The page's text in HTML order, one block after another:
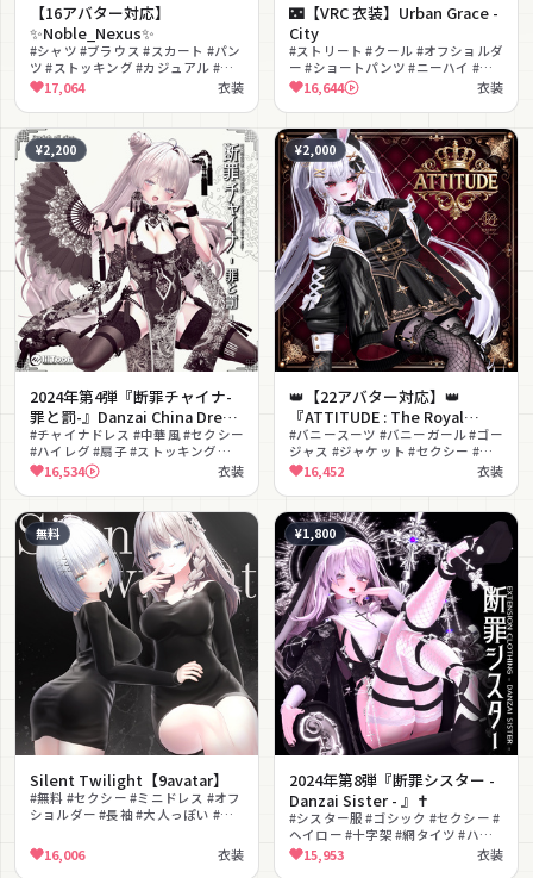
【16アバター対応】
✨Noble_Nexus✨
#シャツ #ブラウス #スカート #パン
ツ #ストッキング #カジュアル #セ
クシー #きれいめ #普段着 #シック
17,064 衣装
🌃【VRC 衣装】Urban Grace -
City
#ストリート #クール #オフショルダ
ー #ショートパンツ #ニーハイ #ベ
レー帽 #ロングコート #チェーン #
セクシー #ストッキング
16,644 衣装
¥2,200
2024年第4弾『断罪チャイナ-
罪と罰-』Danzai China Dress
💜
#チャイナドレス #中華風 #セクシー
#ハイレグ #扇子 #ストッキング
#MA対応 #lilToon対応 #ダーク #和
16,534 衣装
¥2,000
👑【22アバター対応】👑
『ATTITUDE : The Royal
Bunny』🐰#Libero_Boutique
#バニースーツ #バニーガール #ゴー
ジャス #ジャケット #セクシー #網
タイツ #リボン #ネクタイ #エレガ
ント #ラグジュアリー
16,452 衣装
無料
Silent Twilight【9avatar】
#無料 #セクシー #ミニドレス #オフ
ショルダー #長袖 #大人っぽい #シ
16,006 衣装
¥1,800
2024年第8弾『断罪シスター -
Danzai Sister - 』✝
#シスター服 #ゴシック #セクシー #
ヘイロー #十字架 #網タイツ #ハー
ネス #ロングブーツ #病みかわいい
#修道服
15,953 衣装